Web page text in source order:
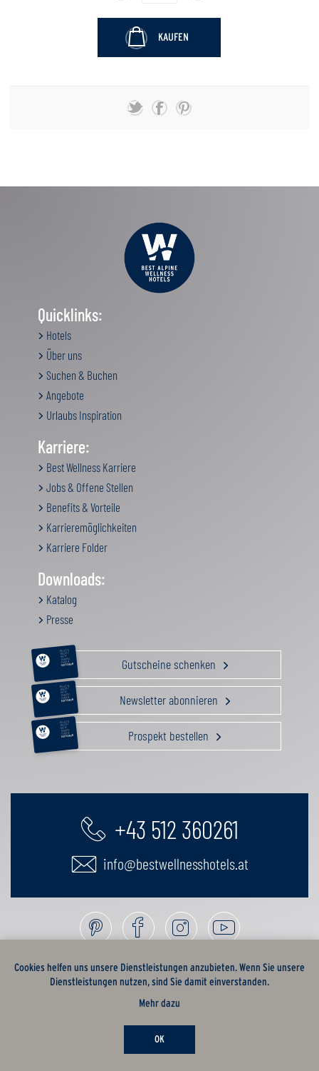
KAUFEN
Quicklinks:
Hotels
Über uns
Suchen & Buchen
Angebote
Urlaubs Inspiration
Karriere:
Best Wellness Karriere
Jobs & Offene Stellen
Benefits & Vorteile
Karrieremöglichkeiten
Karriere Folder
Downloads:
Katalog
Presse
RELAX &
BEAUTY
AKTIV
GENUSS
FAMILIE
GUTSCHEIN Gutscheine schenken
RELAX &
BEAUTY
AKTIV
GENUSS
FAMILIE
GUTSCHEIN Newsletter abonnieren
RELAX &
BEAUTY
AKTIV
GENUSS
FAMILIE
GUTSCHEIN Prospekt bestellen
+43 512 360261
info@bestwellnesshotels.at
Datenschutz
Cookies helfen uns unsere Dienstleistungen anzubieten. Wenn Sie unsere
Dienstleistungen nutzen, sind Sie damit einverstanden.
Mehr dazu
OK